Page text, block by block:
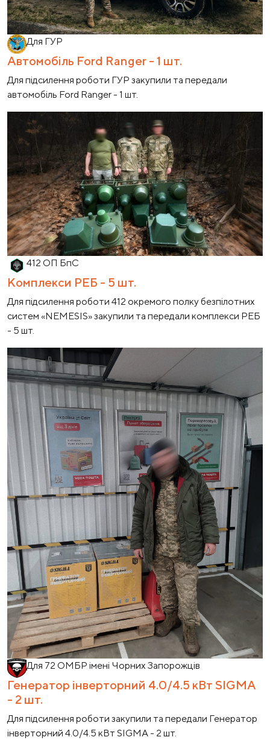
Для ГУР
Автомобіль Ford Ranger - 1 шт.
Для підсилення роботи ГУР закупили та передали
автомобіль Ford Ranger - 1 шт.
412 ОП БпС
Комплекси РЕБ - 5 шт.
Для підсилення роботи 412 окремого полку безпілотних
систем «NEMESIS» закупили та передали комплекси РЕБ
- 5 шт.
Для 72 ОМБР імені Чорних Запорожців
Генератор інверторний 4.0/4.5 кВт SIGMA
- 2 шт.
Для підсилення роботи закупили та передали Генератор
інверторний 4.0/4.5 кВт SIGMA - 2 шт.